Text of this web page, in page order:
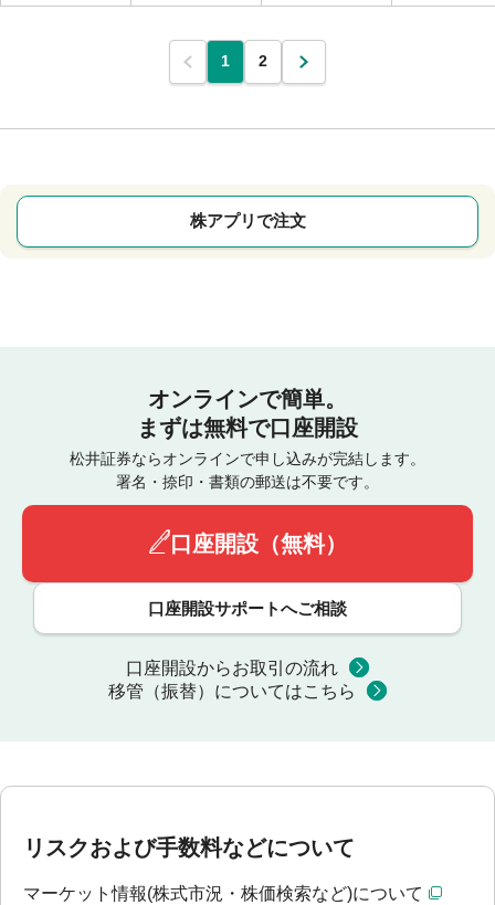
1 2
株アプリで注文
オンラインで簡単。
まずは無料で口座開設
松井証券ならオンラインで申し込みが完結します。
署名・捺印・書類の郵送は不要です。
口座開設（無料）
口座開設サポートへご相談
口座開設からお取引の流れ
移管（振替）についてはこちら
リスクおよび手数料などについて
マーケット情報(株式市況・株価検索など)について